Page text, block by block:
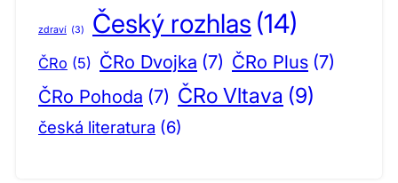
zdraví (3) Český rozhlas (14)
ČRo (5) ČRo Dvojka (7) ČRo Plus (7)
ČRo Pohoda (7) ČRo Vltava (9)
česká literatura (6)